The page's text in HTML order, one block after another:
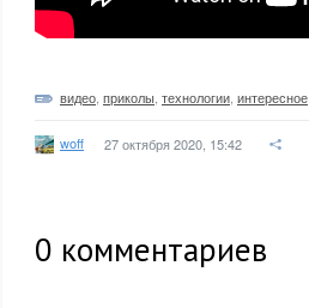
видео приколы технологии интересное
woff 27 октября 2020, 15:42
0 комментариев